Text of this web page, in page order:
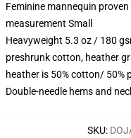
Feminine mannequin
measurement Small
Heavyweight 5.3 oz / 180
preshrunk cotton, heather
heather is 50% cotton/ 50%
Double-needle hems and
SKU: